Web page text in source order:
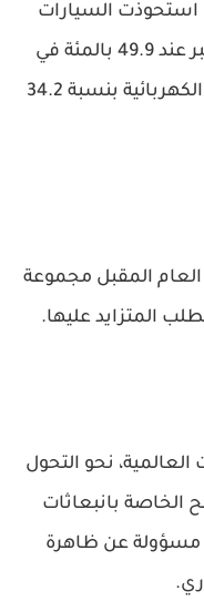
استحوذت السيارات
الهجينة على نسبة المبيعات الأكبر عند 49.9 بالمئة في
فترة الـ 11 شهرا، وتلتها السيارات الكهربائية بنسبة 34.2
المقبل مجموعة
المتزايد عليها.
نحو التحول
الخاصة بانبعاثات
مسؤولة عن ظاهرة